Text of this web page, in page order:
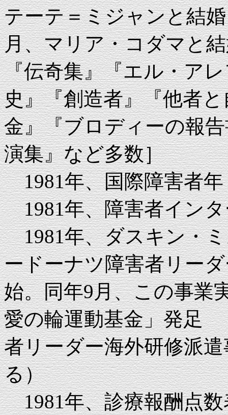
テーテ＝ミジャンと結
月、マリア・コダマと
『伝奇集』『エル・ア
史』『創造者』『他者
金』『ブロディーの報
演集』など多数］
1981年、国際障害者年
1981年、障害者インタ
1981年、ダスキン・ミ
ードーナツ障害者リー
始。同年9月、この事業
愛の輪運動基金」発足
者リーダー海外研修派
る）
1981年、診療報酬点数